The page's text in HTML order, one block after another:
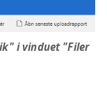
i vinduet "Filer